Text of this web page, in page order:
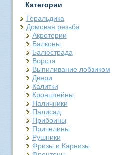
Категории
Геральдика
Домовая резьба
Акротерии
Балконы
Балюстрада
Ворота
Выпиливание лобзиком
Двери
Калитки
Кронштейны
Наличники
Палисад
Прибоины
Причелины
Рушники
Фризы и Карнизы